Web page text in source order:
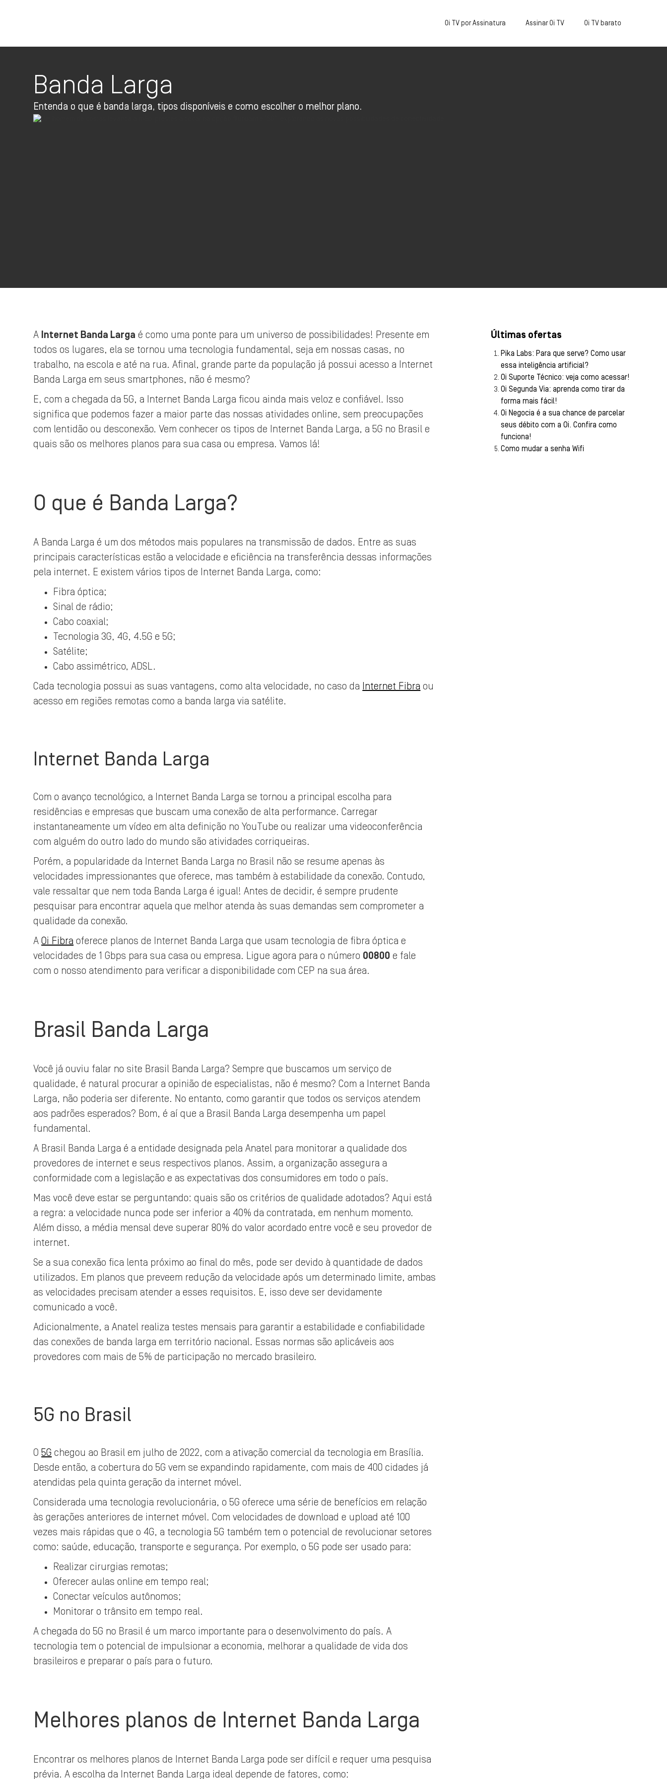
Oi TV por Assinatura Assinar Oi TV Oi TV barato
Banda Larga
Entenda o que é banda larga, tipos disponíveis e como escolher o melhor plano.
A Internet Banda Larga é como uma ponte para um universo de possibilidades! Presente em
todos os lugares, ela se tornou uma tecnologia fundamental, seja em nossas casas, no
trabalho, na escola e até na rua. Afinal, grande parte da população já possui acesso a Internet
Banda Larga em seus smartphones, não é mesmo?
E, com a chegada da 5G, a Internet Banda Larga ficou ainda mais veloz e confiável. Isso
significa que podemos fazer a maior parte das nossas atividades online, sem preocupações
com lentidão ou desconexão. Vem conhecer os tipos de Internet Banda Larga, a 5G no Brasil e
quais são os melhores planos para sua casa ou empresa. Vamos lá!
O que é Banda Larga?
A Banda Larga é um dos métodos mais populares na transmissão de dados. Entre as suas
principais características estão a velocidade e eficiência na transferência dessas informações
pela internet. E existem vários tipos de Internet Banda Larga, como:
Fibra óptica;
Sinal de rádio;
Cabo coaxial;
Tecnologia 3G, 4G, 4.5G e 5G;
Satélite;
Cabo assimétrico, ADSL.
Cada tecnologia possui as suas vantagens, como alta velocidade, no caso da Internet Fibra ou
acesso em regiões remotas como a banda larga via satélite.
Internet Banda Larga
Com o avanço tecnológico, a Internet Banda Larga se tornou a principal escolha para
residências e empresas que buscam uma conexão de alta performance. Carregar
instantaneamente um vídeo em alta definição no YouTube ou realizar uma videoconferência
com alguém do outro lado do mundo são atividades corriqueiras.
Porém, a popularidade da Internet Banda Larga no Brasil não se resume apenas às
velocidades impressionantes que oferece, mas também à estabilidade da conexão. Contudo,
vale ressaltar que nem toda Banda Larga é igual! Antes de decidir, é sempre prudente
pesquisar para encontrar aquela que melhor atenda às suas demandas sem comprometer a
qualidade da conexão.
AOi Fibra oferece planos de Internet Banda Larga que usam tecnologia de fibra óptica e
velocidades de 1 Gbps para sua casa ou empresa. Ligue agora para o número 00800 e fale
com o nosso atendimento para verificar a disponibilidade com CEP na sua área.
Brasil Banda Larga
Você já ouviu falar no site Brasil Banda Larga? Sempre que buscamos um serviço de
qualidade, é natural procurar a opinião de especialistas, não é mesmo? Com a Internet Banda
Larga, não poderia ser diferente. No entanto, como garantir que todos os serviços atendem
aos padrões esperados? Bom, é aí que a Brasil Banda Larga desempenha um papel
fundamental.
A Brasil Banda Larga é a entidade designada pela Anatel para monitorar a qualidade dos
provedores de internet e seus respectivos planos. Assim, a organização assegura a
conformidade com a legislação e as expectativas dos consumidores em todo o país.
Mas você deve estar se perguntando: quais são os critérios de qualidade adotados? Aqui está
a regra: a velocidade nunca pode ser inferior a 40% da contratada, em nenhum momento.
Além disso, a média mensal deve superar 80% do valor acordado entre você e seu provedor de
internet.
Se a sua conexão fica lenta próximo ao final do mês, pode ser devido à quantidade de dados
utilizados. Em planos que preveem redução da velocidade após um determinado limite, ambas
as velocidades precisam atender a esses requisitos. E, isso deve ser devidamente
comunicado a você.
Adicionalmente, a Anatel realiza testes mensais para garantir a estabilidade e confiabilidade
das conexões de banda larga em território nacional. Essas normas são aplicáveis aos
provedores com mais de 5% de participação no mercado brasileiro.
5G no Brasil
O5G chegou ao Brasil em julho de 2022, com a ativação comercial da tecnologia em Brasília.
Desde então, a cobertura do 5G vem se expandindo rapidamente, com mais de 400 cidades já
atendidas pela quinta geração da internet móvel.
Considerada uma tecnologia revolucionária, o 5G oferece uma série de benefícios em relação
às gerações anteriores de internet móvel. Com velocidades de download e upload até 100
vezes mais rápidas que o 4G, a tecnologia 5G também tem o potencial de revolucionar setores
como: saúde, educação, transporte e segurança. Por exemplo, o 5G pode ser usado para:
Realizar cirurgias remotas;
Oferecer aulas online em tempo real;
Conectar veículos autônomos;
Monitorar o trânsito em tempo real.
A chegada do 5G no Brasil é um marco importante para o desenvolvimento do país. A
tecnologia tem o potencial de impulsionar a economia, melhorar a qualidade de vida dos
brasileiros e preparar o país para o futuro.
Melhores planos de Internet Banda Larga
Encontrar os melhores planos de Internet Banda Larga pode ser difícil e requer uma pesquisa
prévia. A escolha da Internet Banda Larga ideal depende de fatores, como:
Últimas ofertas
Pika Labs: Para que serve? Como usar
essa inteligência artificial?
Oi Suporte Técnico: veja como acessar!
Oi Segunda Via: aprenda como tirar da
forma mais fácil!
Oi Negocia é a sua chance de parcelar
seus débito com a Oi. Confira como
funciona!
Como mudar a senha Wifi